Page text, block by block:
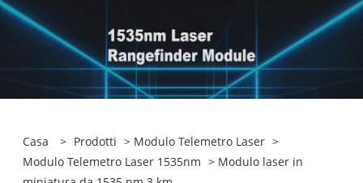
Casa > Prodotti > Modulo Telemetro Laser >
Modulo Telemetro Laser 1535nm > Modulo laser in